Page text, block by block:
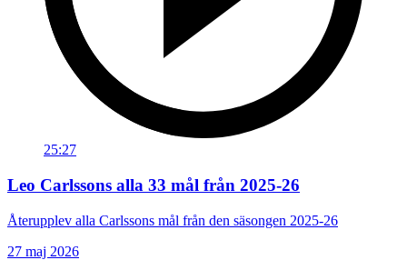
25:27
Leo Carlssons alla 33 mål från 2025-26
Återupplev alla Carlssons mål från den säsongen 2025-26
27 maj 2026